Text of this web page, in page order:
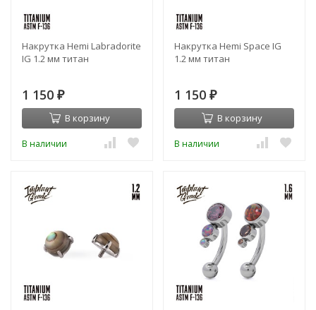
Накрутка Hemi Labradorite
IG 1.2 мм титан
1 150 ₽
В корзину
В наличии
Накрутка Hemi Space IG
1.2 мм титан
1 150 ₽
В корзину
В наличии